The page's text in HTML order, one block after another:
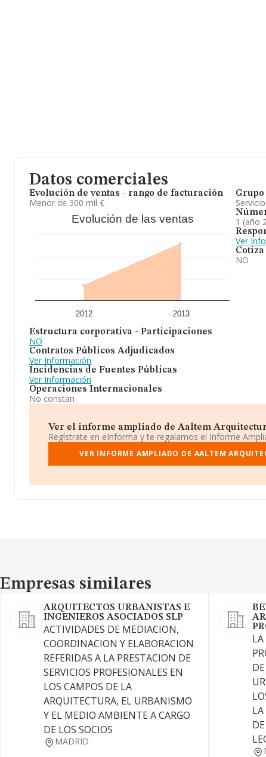
Datos comerciales
Evolución de ventas - rango de facturación
Menor de 300 mil €
Evolución de las ventas
2012 2013
Estructura corporativa - Participaciones
NO
Contratos Públicos Adjudicados
Ver Información
Incidencias de Fuentes Públicas
Ver Información
Operaciones Internacionales
No constan
Grupo
1 (año
Ver
NO
Ver el informe ampliado de Aaltem
Regístrate en eInforma y te regalamos el Informe
VER INFORME AMPLIADO DE AALTEM
Empresas similares
Empresas similares
ARQUITECTOS URBANISTAS E
INGENIEROS ASOCIADOS SLP
ACTIVIDADES DE MEDIACION,
COORDINACION Y ELABORACION
REFERIDAS A LA PRESTACION DE
SERVICIOS PROFESIONALES EN
LOS CAMPOS DE LA
ARQUITECTURA, EL URBANISMO
Y EL MEDIO AMBIENTE A CARGO
DE LOS SOCIOS
MADRID
LA